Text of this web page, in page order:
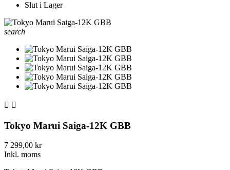
Slut i Lager
search
 
Tokyo Marui Saiga-12K GBB
7 299,00 kr
Inkl. moms